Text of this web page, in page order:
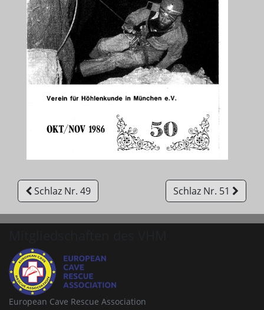
Schlaz Nr. 49 Schlaz Nr. 51
European Cave Rescue Association